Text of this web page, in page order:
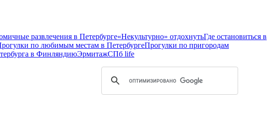
развлечения в Петербурге«Некультурно» отдохнутьГде остановиться в
по любимым местам в ПетербургеПрогулки по пригородам
в ФинляндиюЭрмитажСПб life